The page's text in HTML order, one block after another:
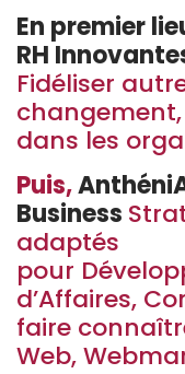
En premier
RH
Fidéliser
dans les
Puis,
Business
adaptés
pour
d’Affaires,
faire
Web,